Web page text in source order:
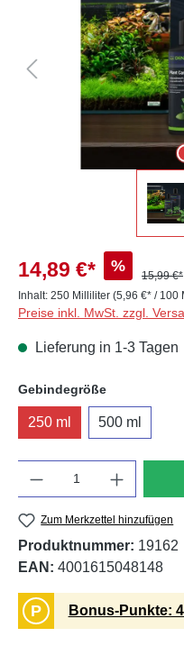
14,89 €* %
15,99 €*
Inhalt: 250 Milliliter (5,96 €* / 100
Preise inkl. MwSt. zzgl.
Lieferung in 1-3 Tagen
Gebindegrößeauswählen
250 ml 500 ml
Zum Merkzettel hinzufügen
Produktnummer: 19162
EAN: 4001615048148
P Bonus-Punkte: